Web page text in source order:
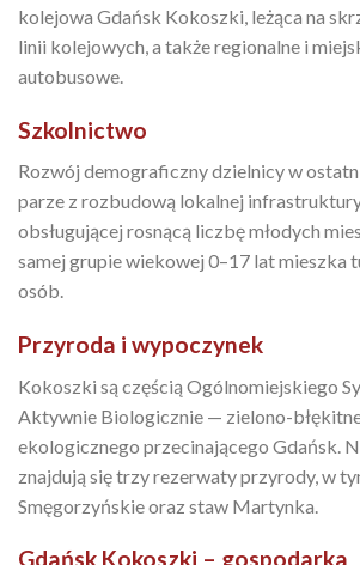
kolejowa Gdańsk Kokoszki, leżąca na
linii kolejowych, a także regionalne i
autobusowe.
Szkolnictwo
Rozwój demograficzny dzielnicy w
parze z rozbudową lokalnej
obsługującej rosnącą liczbę młodych
samej grupie wiekowej 0–17 lat mieszka
osób.
Przyroda i wypoczynek
Kokoszki są częścią Ogólnomiejskiego
Aktywnie Biologicznie — zielono-
ekologicznego przecinającego Gdańsk.
znajdują się trzy rezerwaty przyrody, w
Smęgorzyńskie oraz staw Martynka.
Gdańsk Kokoszki – gospodarka